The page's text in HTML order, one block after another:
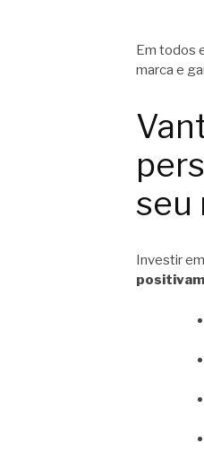
Em todos
marca e
seu
Investir